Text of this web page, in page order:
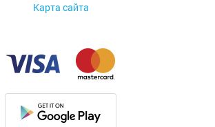
Карта сайта